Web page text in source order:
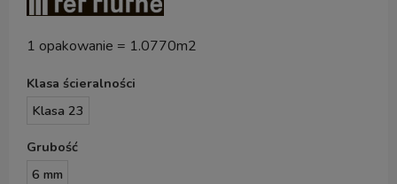
1 opakowanie = 1.0770m2
Klasa ścieralności
Klasa 23
Grubość
6 mm